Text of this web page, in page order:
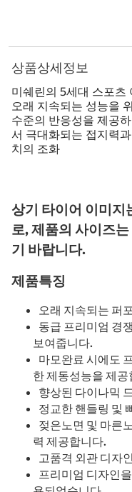
상품상세정보
미쉐린의 5세대 스포츠
오래 지속되는 성능을
수준의 반응성을 제공
서 극대화되는 접지력
치의 조화
상기 타이어 이미지
로, 제품의 사이즈
기 바랍니다.
제품특징
오래 지속되는 퍼
동급 프리미엄 경
보여줍니다.
마모완료 시에도
한 제동성능을 제공
향상된 다이나믹
정교한 핸들링 및
젖은노면 및 마른
력 제공합니다.
고품격 외관 디자
프리미엄 디자인